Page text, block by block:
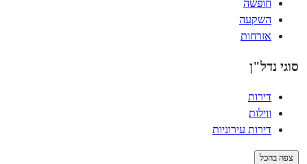
חופשה
השקעה
אזרחות
סוגי נדל"ן
דירות
ווילות
דירות עירוניות
צפה בהכל